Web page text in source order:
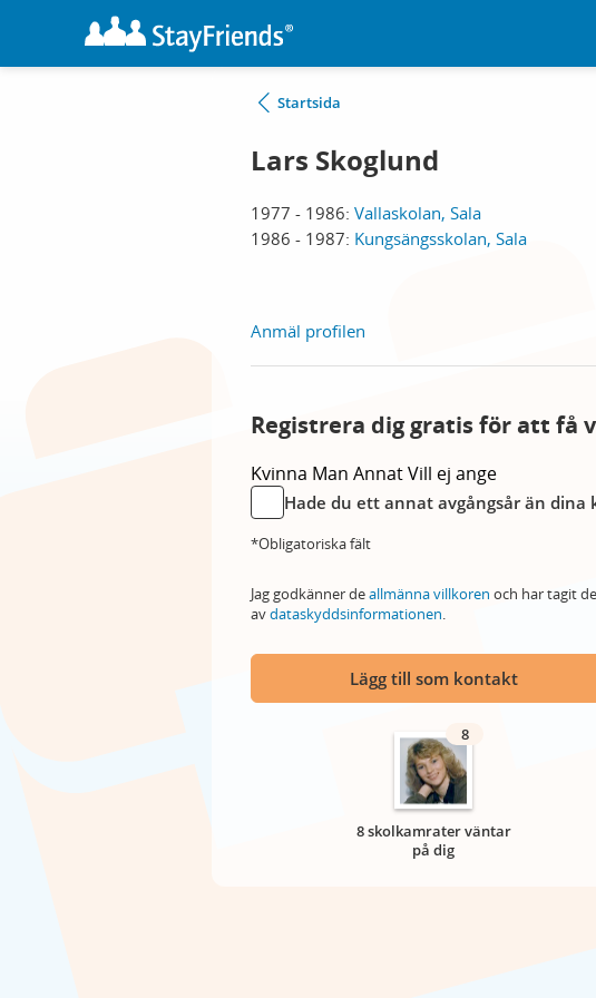
Startsida
Lars Skoglund
1977 - 1986: Vallaskolan, Sala
1986 - 1987: Kungsängsskolan, Sala
Anmäl profilen
Registrera dig gratis för att få
Kvinna Man AnnatVill ej ange
Hade du ett annat avgångsår än dina
*Obligatoriska fält
Jag godkänner deallmänna villkoren och har tagit
avdataskyddsinformationen.
Lägg till som kontakt
8
8 skolkamrater väntar
på dig